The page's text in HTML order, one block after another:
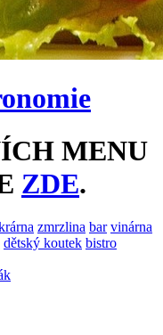
MENU
ZDE.
zmrzlina bar vinárna
dětský koutek bistro